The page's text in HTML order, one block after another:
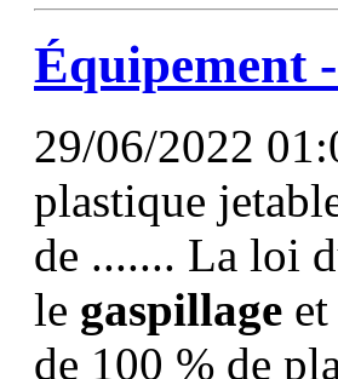
Équipement
29/06/2022
plastique
de ....... La loi
le gaspillage
de 100 % de